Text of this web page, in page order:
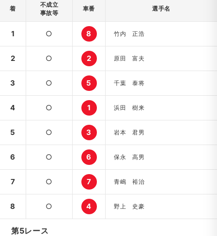
着
不成立
事故等
車番 選手名
1 ○ 8 竹内 正浩
2 ○ 2 原田 富夫
3 ○ 5 千葉 泰将
4 ○ 1 浜田 樹来
5 ○ 3 岩本 君男
6 ○ 6 保永 高男
7 ○ 7 青嶋 裕治
8 ○ 4 野上 史豪
第5レース